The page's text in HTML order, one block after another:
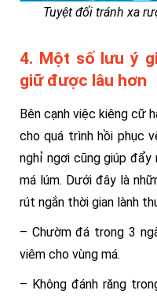
Tuyệt đối tránh xa
4. Một số lưu ý
giữ được lâu hơn
Bên cạnh việc kiêng cữ
cho quá trình hồi phục
nghỉ ngơi cũng giúp đẩy
má lúm. Dưới đây là
rút ngắn thời gian lành
– Chườm đá trong 3
viêm cho vùng má.
– Không đánh răng